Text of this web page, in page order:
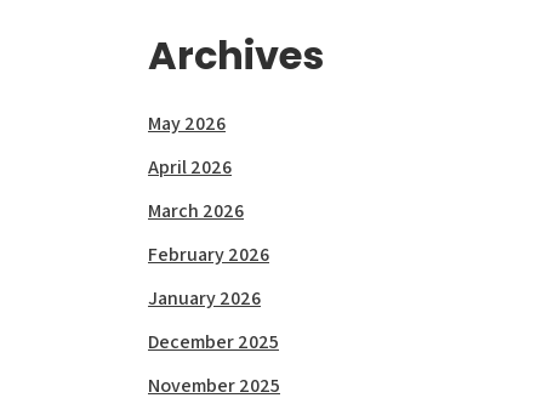
Archives
May 2026
April 2026
March 2026
February 2026
January 2026
December 2025
November 2025